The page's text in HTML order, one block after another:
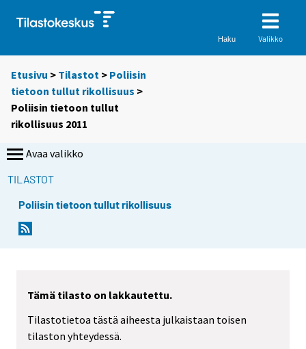
Haku Valikko
Etusivu > Tilastot > Poliisin
tietoon tullut rikollisuus >
Poliisin tietoon tullut
rikollisuus 2011
Avaa valikko
TILASTOT
Poliisin tietoon tullut rikollisuus
Tämä tilasto on lakkautettu.
Tilastotietoa tästä aiheesta julkaistaan toisen
tilaston yhteydessä.